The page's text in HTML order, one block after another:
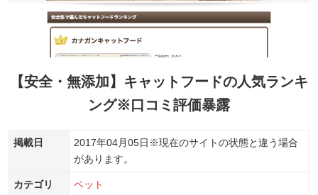
【安全・無添加】キャットフードの人気ランキ
ング※口コミ評価暴露
掲載日 2017年04月05日 ※現在のサイトの状態と違う場合
があります。
カテゴリ ペット